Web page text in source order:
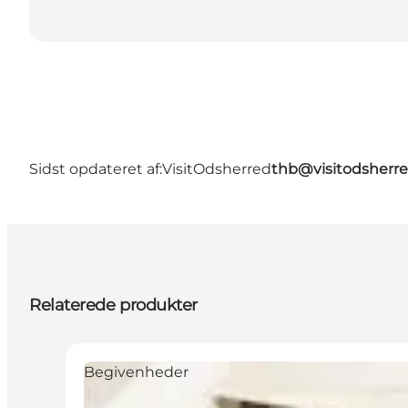
Sidst opdateret af:VisitOdsherred
Relaterede produkter
Begivenheder